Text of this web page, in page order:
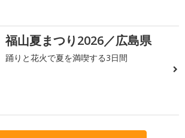
福山夏まつり2026／広島県
踊りと花火で夏を満喫する3日間